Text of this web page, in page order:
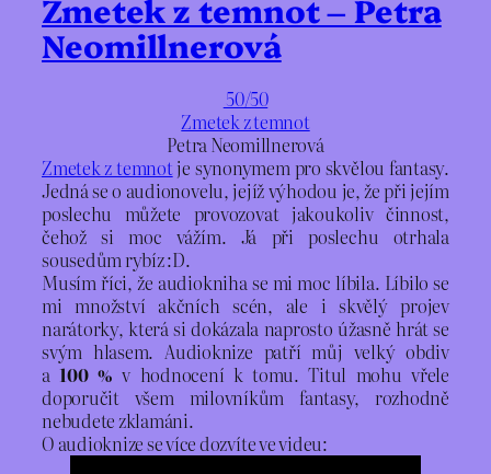
Zmetek z temnot – Petra
Neomillnerová
50/50
Zmetek z temnot
Petra Neomillnerová
Zmetek z temnotje synonymem pro skvělou fantasy.
Jedná se o audionovelu, jejíž výhodou je, že při jejím
poslechu můžete provozovat jakoukoliv činnost,
čehož si moc vážím. Já při poslechu otrhala
sousedům rybíz :D.
Musím říci, že audiokniha se mi moc líbila. Líbilo se
mi množství akčních scén, ale i skvělý projev
narátorky, která si dokázala naprosto úžasně hrát se
svým hlasem. Audioknize patří můj velký obdiv
a100 %v hodnocení k tomu. Titul mohu vřele
doporučit všem milovníkům fantasy, rozhodně
nebudete zklamáni.
O audioknize se více dozvíte ve videu: